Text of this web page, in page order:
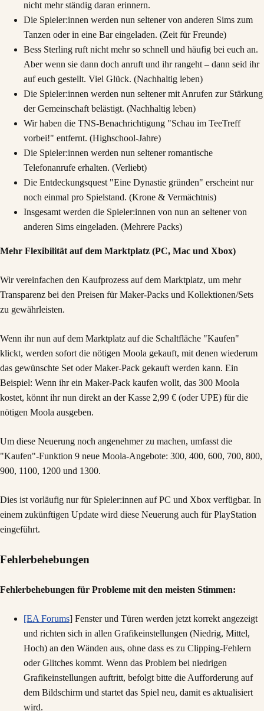
nicht mehr ständig daran erinnern.
Die Spieler:innen werden nun seltener von anderen Sims zum
Tanzen oder in eine Bar eingeladen. (Zeit für Freunde)
Bess Sterling ruft nicht mehr so schnell und häufig bei euch an.
Aber wenn sie dann doch anruft und ihr rangeht – dann seid ihr
auf euch gestellt. Viel Glück. (Nachhaltig leben)
Die Spieler:innen werden nun seltener mit Anrufen zur Stärkung
der Gemeinschaft belästigt. (Nachhaltig leben)
Wir haben die TNS-Benachrichtigung "Schau im TeeTreff
vorbei!" entfernt. (Highschool-Jahre)
Die Spieler:innen werden nun seltener romantische
Telefonanrufe erhalten. (Verliebt)
Die Entdeckungsquest "Eine Dynastie gründen" erscheint nur
noch einmal pro Spielstand. (Krone & Vermächtnis)
Insgesamt werden die Spieler:innen von nun an seltener von
anderen Sims eingeladen. (Mehrere Packs)
Mehr Flexibilität auf dem Marktplatz (PC, Mac und Xbox)
Wir vereinfachen den Kaufprozess auf dem Marktplatz, um mehr
Transparenz bei den Preisen für Maker-Packs und Kollektionen/Sets
zu gewährleisten.
Wenn ihr nun auf dem Marktplatz auf die Schaltfläche "Kaufen"
klickt, werden sofort die nötigen Moola gekauft, mit denen wiederum
das gewünschte Set oder Maker-Pack gekauft werden kann. Ein
Beispiel: Wenn ihr ein Maker-Pack kaufen wollt, das 300 Moola
kostet, könnt ihr nun direkt an der Kasse 2,99 € (oder UPE) für die
nötigen Moola ausgeben.
Um diese Neuerung noch angenehmer zu machen, umfasst die
"Kaufen"-Funktion 9 neue Moola-Angebote: 300, 400, 600, 700, 800,
900, 1100, 1200 und 1300.
Dies ist vorläufig nur für Spieler:innen auf PC und Xbox verfügbar. In
einem zukünftigen Update wird diese Neuerung auch für PlayStation
eingeführt.
Fehlerbehebungen
Fehlerbehebungen für Probleme mit den meisten Stimmen:
[EA Forums] Fenster und Türen werden jetzt korrekt angezeigt
und richten sich in allen Grafikeinstellungen (Niedrig, Mittel,
Hoch) an den Wänden aus, ohne dass es zu Clipping-Fehlern
oder Glitches kommt. Wenn das Problem bei niedrigen
Grafikeinstellungen auftritt, befolgt bitte die Aufforderung auf
dem Bildschirm und startet das Spiel neu, damit es aktualisiert
wird.